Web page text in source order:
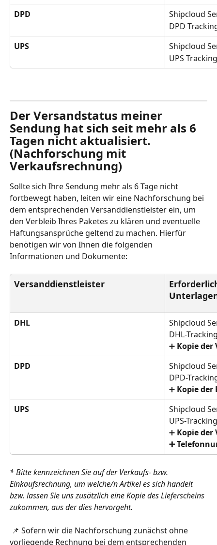
DPD
Shipcloud
DPD
UPS
Shipcloud
UPS
Der Versandstatus meiner
Sendung hat sich seit mehr als 6
Tagen nicht aktualisiert.
(Nachforschung mit
Verkaufsrechnung)
Sollte sich Ihre Sendung mehr als 6 Tage nicht
fortbewegt haben, leiten wir eine Nachforschung bei
dem entsprechenden Versanddienstleister ein, um
den Verbleib Ihres Paketes zu klären und eventuelle
Haftungsansprüche geltend zu machen. Hierfür
benötigen wir von Ihnen die folgenden
Informationen und Dokumente:
Versanddienstleister
DHL
Shipcloud
DHL-
➕ Kopie
DPD
Shipcloud
DPD-
➕ Kopie
UPS
Shipcloud
UPS-
➕ Kopie
➕
* Bitte kennzeichnen Sie auf der Verkaufs- bzw.
Einkaufsrechnung, um welche/n Artikel es sich handelt
bzw. lassen Sie uns zusätzlich eine Kopie des Lieferscheins
zukommen, aus der dies hervorgeht.
vorliegende Rechnung bei dem entsprechenden